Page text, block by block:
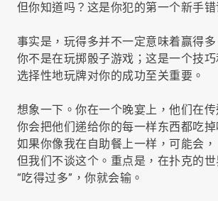
但你知道吗？这是你犯的第一个新手错
事实是，玩得多并不一定意味着赢得多
你不是在玩掷骰子游戏；这是一个技巧
选择性地玩牌对你的成功至关重要。
想象一下。你在一个晚宴上，他们在传
你会把他们递给你的每一样东西都吃掉
如果你像我在自助餐上一样，可能会，
但我们不谈这个。重点是，在扑克的
“吃得过多”，你就会输。